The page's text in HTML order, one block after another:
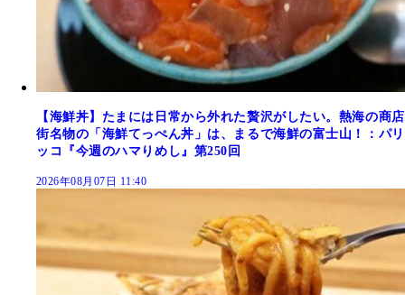
【海鮮丼】たまには日常から外れた贅沢がしたい。熱海の商店
街名物の「海鮮てっぺん丼」は、まるで海鮮の富士山！：パリ
ッコ『今週のハマりめし』第250回
2026年08月07日 11:40